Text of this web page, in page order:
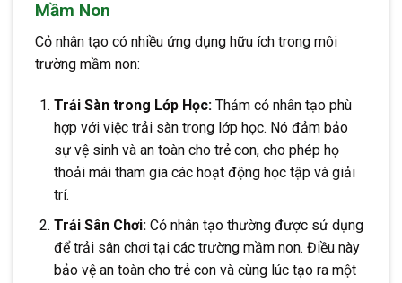
Mầm Non
Cỏ nhân tạo có nhiều ứng dụng hữu ích trong môi
trường mầm non:
Trải Sàn trong Lớp Học:Thảm cỏ nhân tạo phù
hợp với việc trải sàn trong lớp học. Nó đảm bảo
sự vệ sinh và an toàn cho trẻ con, cho phép họ
thoải mái tham gia các hoạt động học tập và giải
trí.
Trải Sân Chơi:Cỏ nhân tạo thường được sử dụng
để trải sân chơi tại các trường mầm non. Điều này
bảo vệ an toàn cho trẻ con và cùng lúc tạo ra một